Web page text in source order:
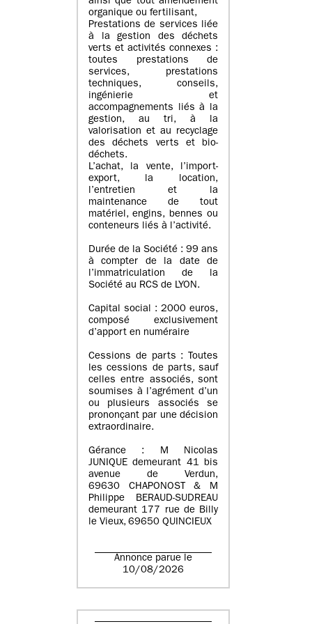
organique ou fertilisant,
Prestations de services liée
à la gestion des déchets
verts et activités connexes :
toutes prestations de
services, prestations
techniques, conseils,
ingénierie et
accompagnements liés à la
gestion, au tri, à la
valorisation et au recyclage
des déchets verts et bio-
déchets.
L’achat, la vente, l’import-
export, la location,
l’entretien et la
maintenance de tout
matériel, engins, bennes ou
conteneurs liés à l’activité.
Durée de la Société : 99 ans
à compter de la date de
l’immatriculation de la
Société au RCS de LYON.
Capital social : 2000 euros,
composé exclusivement
d’apport en numéraire
Cessions de parts : Toutes
les cessions de parts, sauf
celles entre associés, sont
soumises à l’agrément d’un
ou plusieurs associés se
prononçant par une décision
extraordinaire.
Gérance : M Nicolas
JUNIQUE demeurant 41 bis
avenue de Verdun,
69630 CHAPONOST & M
Philippe BERAUD-SUDREAU
demeurant 177 rue de Billy
le Vieux, 69650 QUINCIEUX
Annonce parue le
10/08/2026